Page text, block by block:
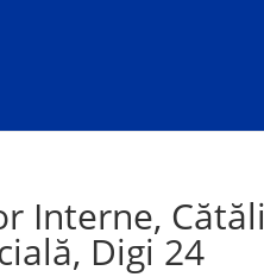
Interne,
Digi 24